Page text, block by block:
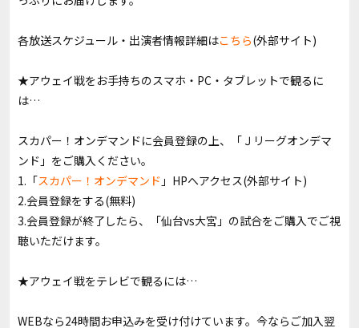
各放送スケジュール・出演者情報詳細はこちら(外部サイト)
★アウェイ戦をお手持ちのスマホ・PC・タブレットで観るに
は…
スカパー！オンデマンドに会員登録の上、「Ｊリーグオンデマ
ンド」をご購入ください。
1.「スカパー！オンデマンド 」HPへアクセス(外部サイト)
2.会員登録をする(無料)
3.会員登録が終了したら、「仙台vs大宮」の試合をご購入でご視
聴いただけます。
★アウェイ戦をテレビで観るには…
WEBなら24時間お申込みを受け付けています。今ならご加入翌